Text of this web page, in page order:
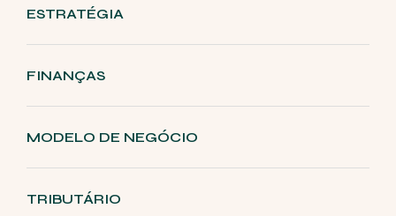
ESTRATÉGIA
FINANÇAS
MODELO DE NEGÓCIO
TRIBUTÁRIO